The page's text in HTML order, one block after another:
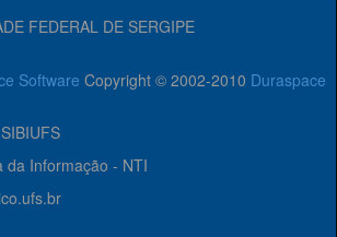
FEDERAL DE SERGIPE
Software Copyright © 2002-2010 Duraspace
da Informação - NTI